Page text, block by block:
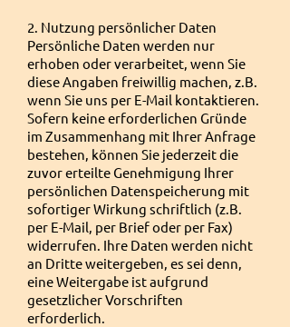
2. Nutzung persönlicher Daten
Persönliche Daten werden nur
erhoben oder verarbeitet, wenn Sie
diese Angaben freiwillig machen, z.B.
wenn Sie uns per E-Mail kontaktieren.
Sofern keine erforderlichen Gründe
im Zusammenhang mit Ihrer Anfrage
bestehen, können Sie jederzeit die
zuvor erteilte Genehmigung Ihrer
persönlichen Datenspeicherung mit
sofortiger Wirkung schriftlich (z.B.
per E-Mail, per Brief oder per Fax)
widerrufen. Ihre Daten werden nicht
an Dritte weitergeben, es sei denn,
eine Weitergabe ist aufgrund
gesetzlicher Vorschriften
erforderlich.